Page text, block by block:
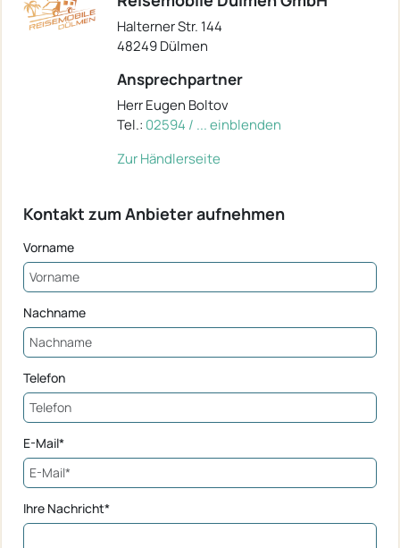
Halterner Str. 144
48249 Dülmen
Ansprechpartner
Herr Eugen Boltov
Tel.: 02594 / ... einblenden
Zur Händlerseite
Kontakt zum Anbieter aufnehmen
Vorname
Nachname
Telefon
E-Mail*
Ihre Nachricht*